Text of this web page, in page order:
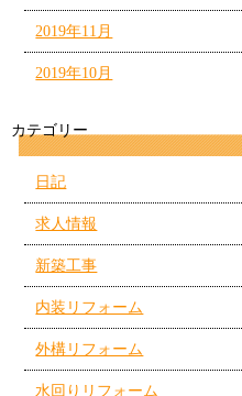
2019年11月
2019年10月
カテゴリー
日記
求人情報
新築工事
内装リフォーム
外構リフォーム
水回りリフォーム